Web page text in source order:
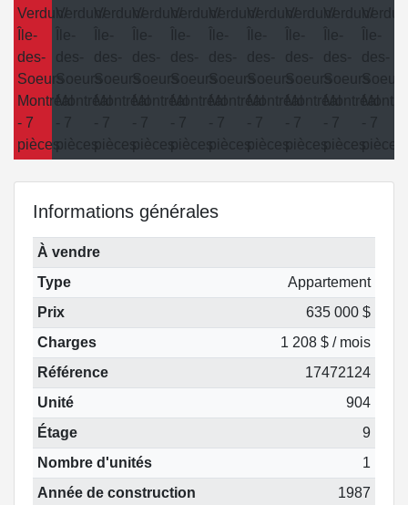
Informations générales
À vendre
Type
Appartement
Prix
635 000 $
Charges
1 208 $ / mois
Référence
17472124
Unité
904
Étage
9
Nombre d'unités
1
Année de construction
1987